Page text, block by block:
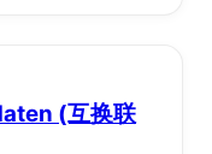
(互换联